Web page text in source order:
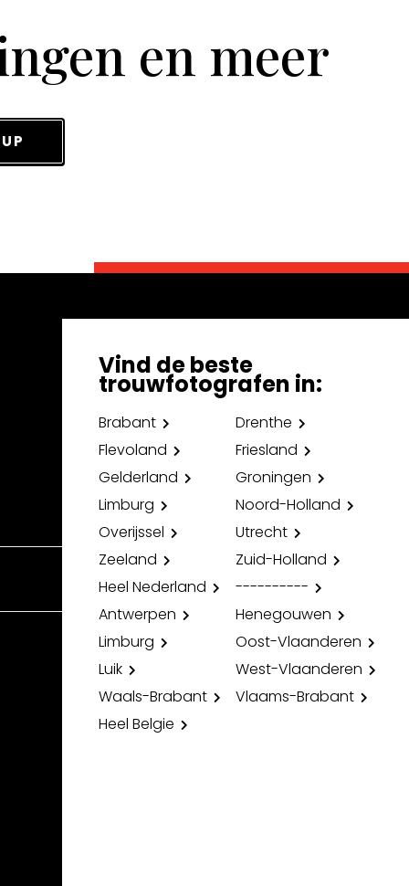
en meer
Vind de beste
trouwfotografen in:
Brabant
Drenthe
Flevoland
Friesland
Gelderland
Groningen
Limburg
Noord-Holland
Overijssel
Utrecht
Zeeland
Zuid-Holland
Heel Nederland
----------
Antwerpen
Henegouwen
Limburg
Oost-Vlaanderen
Luik
West-Vlaanderen
Waals-Brabant
Vlaams-Brabant
Heel Belgie